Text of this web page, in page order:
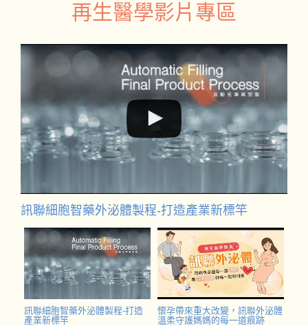
再生醫學影片專區
訊聯細胞智藥外泌體製程-打造產業新標竿
訊聯細胞智藥外泌體製程-打造
產業新標竿
懷孕帶來重大改變，訊聯外泌體
溫柔守護媽媽的每一道痕跡